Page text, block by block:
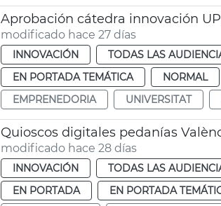
Aprobación cátedra innovación
modificado hace 27 días
INNOVACIÓN TODAS LAS
EN PORTADA TEMÁTICA
NORMAL
EMPRENEDORIA
UNIVERSITAT
Quioscos digitales pedanías
modificado hace 28 días
INNOVACIÓN TODAS LAS
EN PORTADA
EN PORTADA